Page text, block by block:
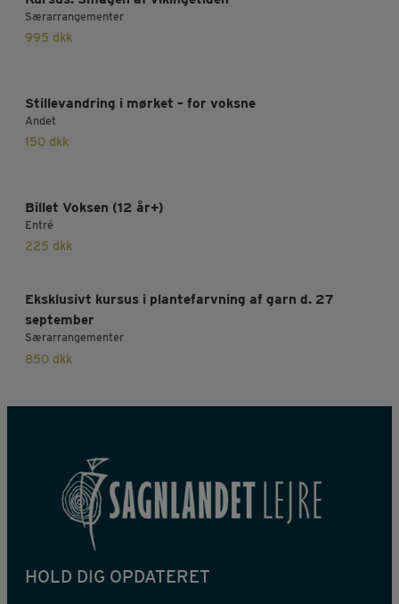
Særarrangementer
995 dkk
Stillevandring i mørket – for voksne
Andet
150 dkk
Billet Voksen (12 år+)
Entré
225 dkk
Eksklusivt kursus i plantefarvning af garn d. 27
september
Særarrangementer
850 dkk
HOLD DIG OPDATERET